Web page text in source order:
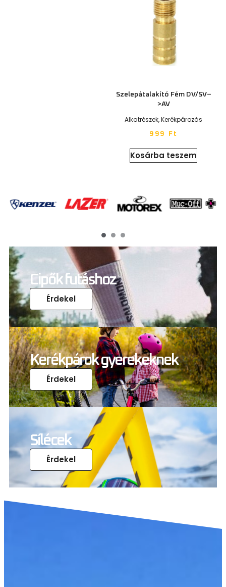
Szelepátalakító Fém DV/SV–
>AV
Alkatrészek,Kerékpározás
999 Ft
Kosárba teszem
Cipők futáshoz
Érdekel
Kerékpárok gyerekeknek
Érdekel
Sílécek
Érdekel